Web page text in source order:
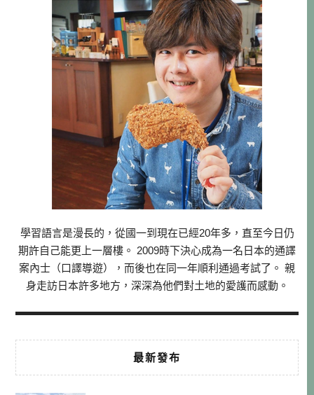
學習語言是漫長的，從國一到現在已經20年多，直至今日仍
期許自己能更上一層樓。 2009時下決心成為一名日本的通譯
案內士（口譯導遊），而後也在同一年順利通過考試了。 親
身走訪日本許多地方，深深為他們對土地的愛護而感動。
最新發布